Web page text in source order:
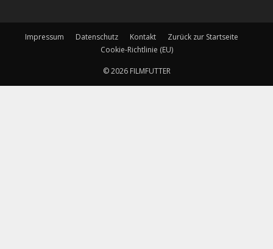
Impressum Datenschutz Kontakt
Zurück zur Startseite
Cookie-Richtlinie (EU)
© 2026 FILMFUTTER